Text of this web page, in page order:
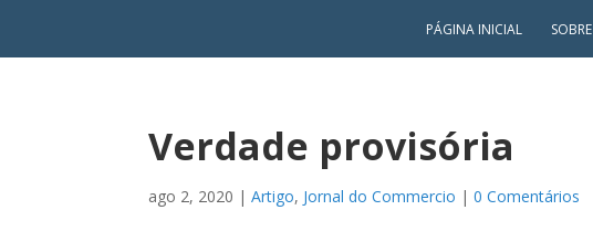
PÁGINA INICIAL SOBRE
Verdade provisória
ago 2, 2020 |Artigo, Jornal do Commercio |0 Comentários